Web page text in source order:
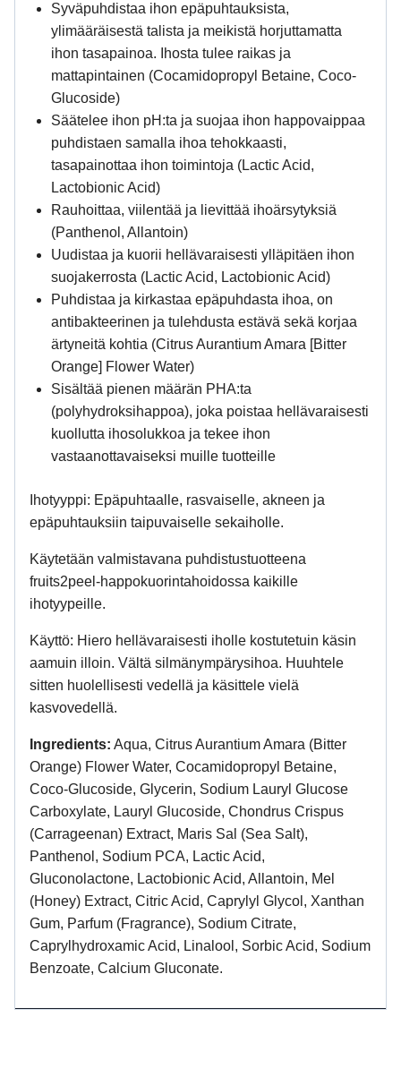
Syväpuhdistaa ihon epäpuhtauksista,
ylimääräisestä talista ja meikistä horjuttamatta
ihon tasapainoa. Ihosta tulee raikas ja
mattapintainen (Cocamidopropyl Betaine, Coco-
Glucoside)
Säätelee ihon pH:ta ja suojaa ihon happovaippaa
puhdistaen samalla ihoa tehokkaasti,
tasapainottaa ihon toimintoja (Lactic Acid,
Lactobionic Acid)
Rauhoittaa, viilentää ja lievittää ihoärsytyksiä
(Panthenol, Allantoin)
Uudistaa ja kuorii hellävaraisesti ylläpitäen ihon
suojakerrosta (Lactic Acid, Lactobionic Acid)
Puhdistaa ja kirkastaa epäpuhdasta ihoa, on
antibakteerinen ja tulehdusta estävä sekä korjaa
ärtyneitä kohtia (Citrus Aurantium Amara [Bitter
Orange] Flower Water)
Sisältää pienen määrän PHA:ta
(polyhydroksihappoa), joka poistaa hellävaraisesti
kuollutta ihosolukkoa ja tekee ihon
vastaanottavaiseksi muille tuotteille
Ihotyyppi: Epäpuhtaalle, rasvaiselle, akneen ja
epäpuhtauksiin taipuvaiselle sekaiholle.
Käytetään valmistavana puhdistustuotteena
fruits2peel-happokuorintahoidossa kaikille
ihotyypeille.
Käyttö: Hiero hellävaraisesti iholle kostutetuin käsin
aamuin illoin. Vältä silmänympärysihoa. Huuhtele
sitten huolellisesti vedellä ja käsittele vielä
kasvovedellä.
Ingredients: Aqua, Citrus Aurantium Amara (Bitter
Orange) Flower Water, Cocamidopropyl Betaine,
Coco-Glucoside, Glycerin, Sodium Lauryl Glucose
Carboxylate, Lauryl Glucoside, Chondrus Crispus
(Carrageenan) Extract, Maris Sal (Sea Salt),
Panthenol, Sodium PCA, Lactic Acid,
Gluconolactone, Lactobionic Acid, Allantoin, Mel
(Honey) Extract, Citric Acid, Caprylyl Glycol, Xanthan
Gum, Parfum (Fragrance), Sodium Citrate,
Caprylhydroxamic Acid, Linalool, Sorbic Acid, Sodium
Benzoate, Calcium Gluconate.